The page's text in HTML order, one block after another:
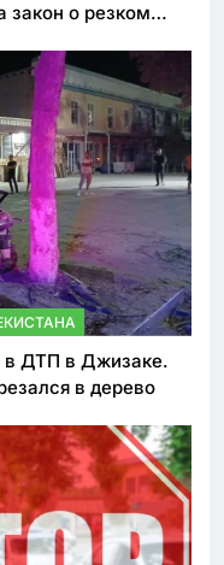
закон о резком
в ДТП в Джизаке.
в дерево